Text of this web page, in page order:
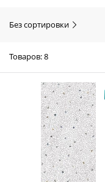
Без сортировки
Товаров: 8